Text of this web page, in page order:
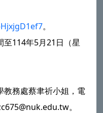
。
至114年5月21日（星
教務處蔡聿祈小姐，電
。